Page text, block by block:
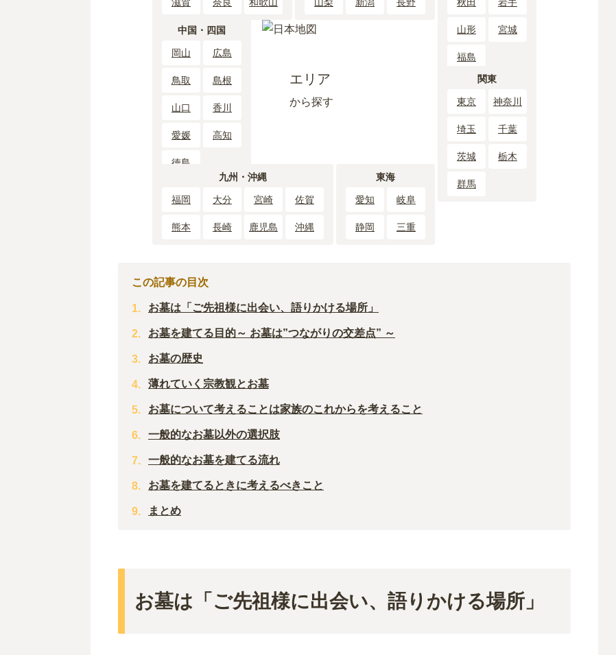
エリア
から探す
山形 宮城
福島
関東
東京 神奈川
埼玉 千葉
茨城 栃木
群馬
東海
愛知 岐阜
静岡 三重
中国・四国
岡山 広島
鳥取 島根
山口 香川
愛媛 高知
徳島
九州・沖縄
福岡 大分 宮崎 佐賀
熊本 長崎 鹿児島 沖縄
この記事の目次
お墓は「ご先祖様に出会い、語りかける場所」
お墓を建てる目的～ お墓は”つながりの交差点” ～
お墓の歴史
薄れていく宗教観とお墓
お墓について考えることは家族のこれからを考えること
一般的なお墓以外の選択肢
一般的なお墓を建てる流れ
お墓を建てるときに考えるべきこと
まとめ
お墓は「ご先祖様に出会い、語りかける場所」